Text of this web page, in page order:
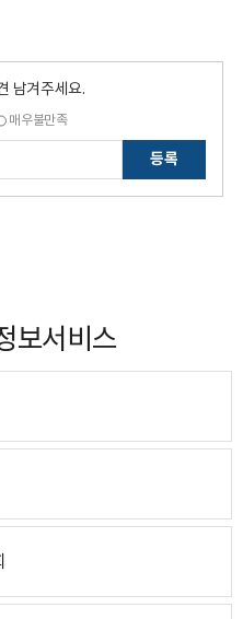
남겨주세요.
매우불만족
등록
보서비스